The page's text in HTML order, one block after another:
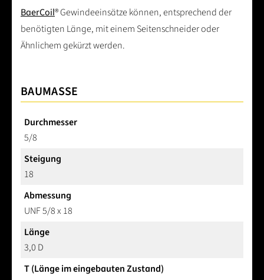
BaerCoil® Gewindeeinsätze können, entsprechend der
benötigten Länge, mit einem Seitenschneider oder
Ähnlichem gekürzt werden.
BAUMASSE
Durchmesser
5/8
Steigung
18
Abmessung
UNF 5/8 x 18
Länge
3,0 D
T (Länge im eingebauten Zustand)